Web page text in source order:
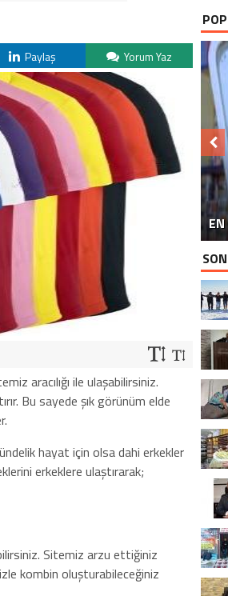
Paylaş Yorum Yaz
aracılığı ile ulaşabilirsiniz.
Bu sayede şık görünüm elde
hayat için olsa dahi erkekler
erkeklere ulaştırarak;
Sitemiz arzu ettiğiniz
kombin oluşturabileceğiniz
EN